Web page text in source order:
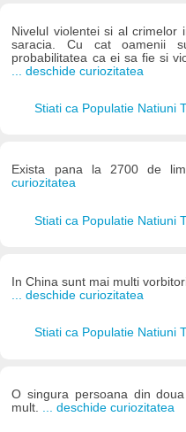
Nivelul violentei si al crimelor
saracia. Cu cat oamenii
probabilitatea ca ei sa fie si
... deschide curiozitatea
Stiati ca Populatie Natiuni
Exista pana la 2700 de
curiozitatea
Stiati ca Populatie Natiuni
In China sunt mai multi
... deschide curiozitatea
Stiati ca Populatie Natiuni
O singura persoana din
mult.
... deschide curiozitatea